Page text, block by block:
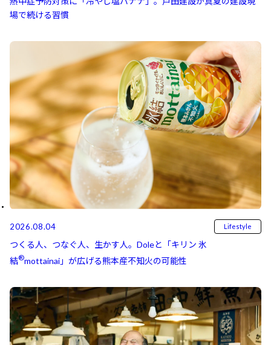
場で続ける習慣
2026.08.04 Lifestyle
つくる人、つなぐ人、生かす人。Doleと「キリン 氷
結⁠⁠®mottainai」が広げる熊本産不知火の可能性